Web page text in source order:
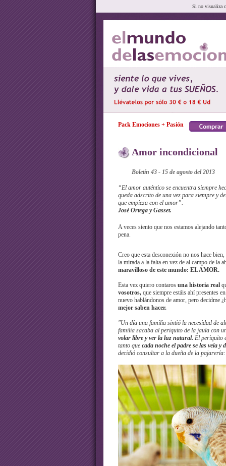
Si no visualiza
Pack Emociones + Pasión
Amor incondicional
Boletín 43 - 15 de agosto del 2013
“El amor auténtico se encuentra siempre
queda adscrito de una vez para siempre y
que empieza con el amor”.
José Ortega y Gasset.
A veces siento que nos estamos alejando
pena.
Creo que esta desconexión no nos hace bien,
la mirada a la falta en vez de al campo de la
maravilloso de este mundo: EL AMOR.
Esta vez quiero contaros una historia real
vosotros,que siempre estáis ahí presentes
nuevo hablándonos de amor, pero decidme
mejor saben hacer.
"Un día una familia sintió la necesidad de
familia sacaba al periquito de la jaula con
volar libre y ver la luz natural. El periquito
tanto que cada noche el padre se las veía y
decidió consultar a la dueña de la pajarería: